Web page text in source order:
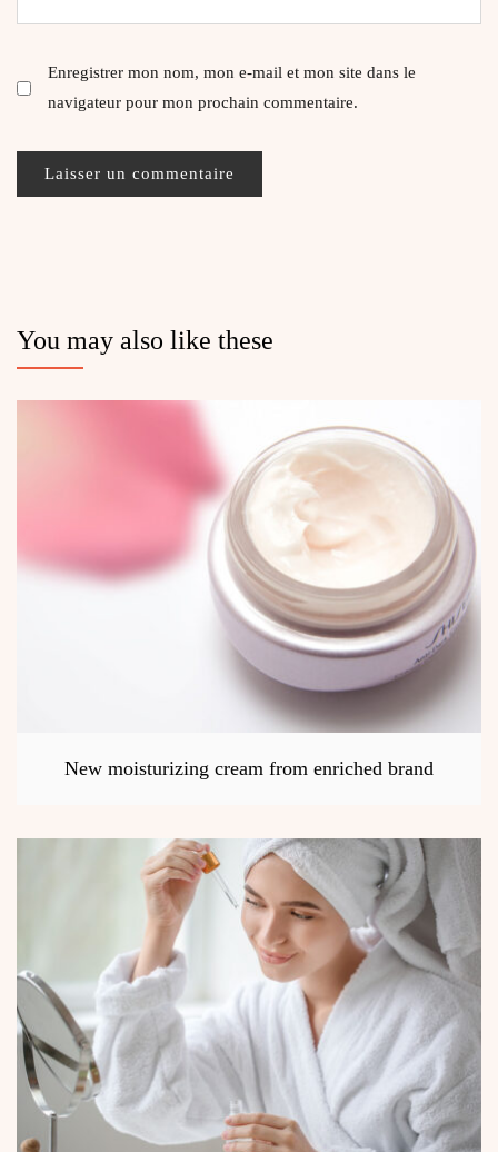
Enregistrer mon nom, mon e-mail et mon site dans le
navigateur pour mon prochain commentaire.
You may also like these
New moisturizing cream from enriched brand